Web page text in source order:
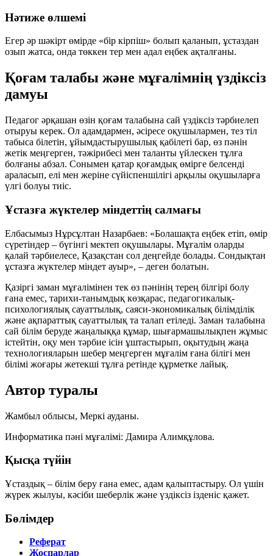
Нәтиже өлшемі
Егер әр шәкірт өмірде «бір кірпіш» болып қаланып, ұстаздан
озып жатса, онда төккен тер мен адал еңбек ақталғаны.
Қоғам талабы және мұғалімнің үздіксіз
дамуы
Педагог әрқашан өзін қоғам талабына сай үздіксіз тәрбиелеп
отыруы керек. Ол адамдармен, әсіресе оқушылармен, тез тіл
табыса білетін, ұйымдастырушылық қабілеті бар, өз пәнін
жетік меңгерген, тәжірибесі мен таланты үйлескен тұлға
болғаны абзал. Сонымен қатар қоғамдық өмірге белсенді
араласып, елі мен жеріне сүйіспеншілігі арқылы оқушыларға
үлгі болуы тиіс.
Ұстазға жүктелер міндеттің салмағы
Елбасымыз Нұрсұлтан Назарбаев: «Болашақта еңбек етіп, өмір
сүретіндер – бүгінгі мектеп оқушылары. Мұғалім оларды
қалай тәрбиелесе, Қазақстан сол деңгейде болады. Сондықтан
ұстазға жүктелер міндет ауыр», – деген болатын.
Қазіргі заман мұғалімінен тек өз пәнінің терең білгірі болу
ғана емес, тарихи-танымдық көзқарас, педагогикалық-
психологиялық сауаттылық, саяси-экономикалық білімділік
және ақпараттық сауаттылық та талап етіледі. Заман талабына
сай білім беруде жаңалыққа құмар, шығармашылықпен жұмыс
істейтін, оқу мен тәрбие ісін ұштастырып, оқытудың жаңа
технологияларын шебер меңгерген мұғалім ғана білігі мен
білімі жоғары жетекші тұлға ретінде құрметке лайық.
Автор туралы
Жамбыл облысы, Меркі ауданы.
Информатика пәні мұғалімі: Дамира Алимқұлова.
Қысқа түйін
Ұстаздық – білім беру ғана емес, адам қалыптастыру. Ол үшін
жүрек жылуы, кәсіби шеберлік және үздіксіз ізденіс қажет.
Бөлімдер
Реферат
Жоспарлар